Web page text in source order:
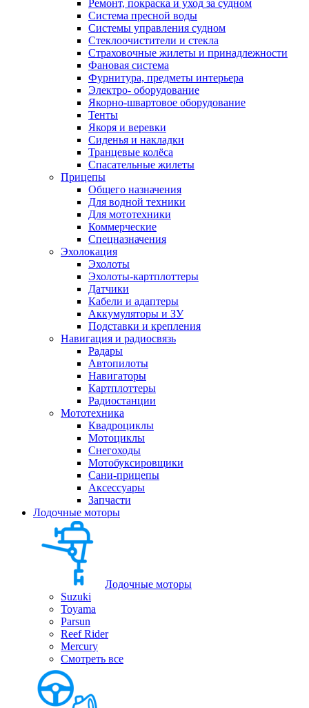
Ремонт, покраска и уход за судном
Система пресной воды
Системы управления судном
Стеклоочистители и стекла
Страховочные жилеты и принадлежности
Фановая система
Фурнитура, предметы интерьера
Электро- оборудование
Якорно-швартовое оборудование
Тенты
Якоря и веревки
Сиденья и накладки
Транцевые колёса
Спасательные жилеты
Прицепы
Общего назначения
Для водной техники
Для мототехники
Коммерческие
Спецназначения
Эхолокация
Эхолоты
Эхолоты-картплоттеры
Датчики
Кабели и адаптеры
Аккумуляторы и ЗУ
Подставки и крепления
Навигация и радиосвязь
Радары
Автопилоты
Навигаторы
Картплоттеры
Радиостанции
Мототехника
Квадроциклы
Мотоциклы
Снегоходы
Мотобуксировщики
Сани-прицепы
Аксессуары
Запчасти
Лодочные моторы
Лодочные моторы
Suzuki
Toyama
Parsun
Reef Rider
Mercury
Смотреть все